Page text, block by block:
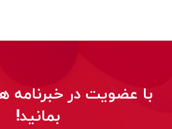
با عضویت در خبرنامه
بمانید!